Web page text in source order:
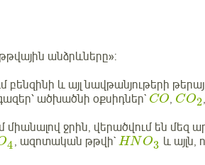
անձրևները»:
բենզինի և այլ նավթանյութերի
ածխածնի օքսիդներ` CO, CO2
միանալով ջրին, վերածվում են մեզ
4, ազոտական թթվի`HN O3 և այլն,